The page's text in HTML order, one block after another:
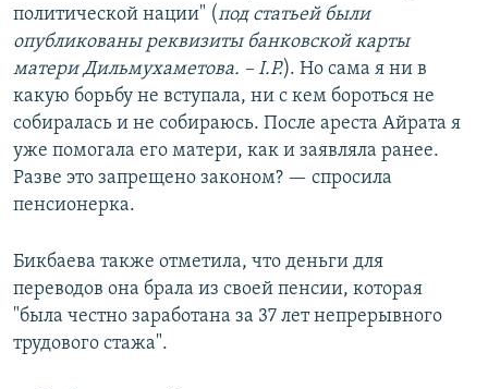
политической нации" (под статьей были
опубликованы реквизиты банковской карты
матери Дильмухаметова. – I.Р.). Но сама я ни в
какую борьбу не вступала, ни с кем бороться не
собиралась и не собираюсь. После ареста Айрата я
уже помогала его матери, как и заявляла ранее.
Разве это запрещено законом? — спросила
пенсионерка.
Бикбаева также отметила, что деньги для
переводов она брала из своей пенсии, которая
"была честно заработана за 37 лет непрерывного
трудового стажа".